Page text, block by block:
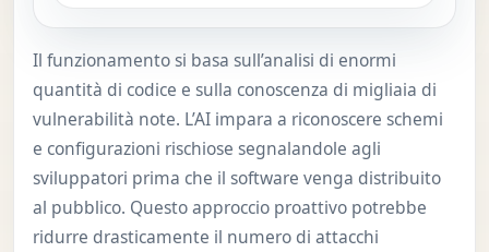
Il funzionamento si basa sull’analisi di enormi
quantità di codice e sulla conoscenza di migliaia di
vulnerabilità note. L’AI impara a riconoscere schemi
e configurazioni rischiose segnalandole agli
sviluppatori prima che il software venga distribuito
al pubblico. Questo approccio proattivo potrebbe
ridurre drasticamente il numero di attacchi